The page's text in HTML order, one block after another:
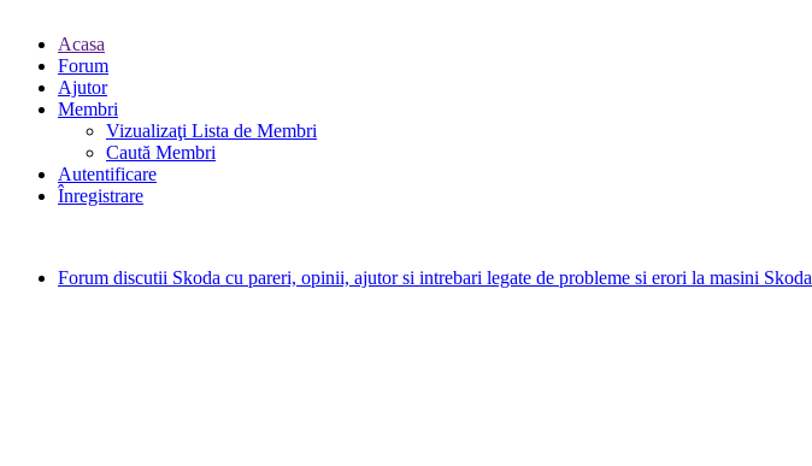
Acasa
Forum
Ajutor
Membri
Vizualizaţi Lista de Membri
Caută Membri
Autentificare
Înregistrare
Forum discutii Skoda cu pareri, opinii, ajutor si intrebari legate de probleme si erori la masini Skoda